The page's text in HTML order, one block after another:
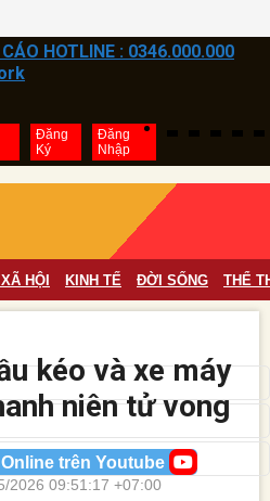
CÁO HOTLINE : 0346.000.000
Đăng
Ký
Đăng
Nhập
HỘI KINH TẾ ĐỜI SỐNG THỂ
kéo và xe máy
niên tử vong
trên Youtube
2026 09:51:17 +07:00